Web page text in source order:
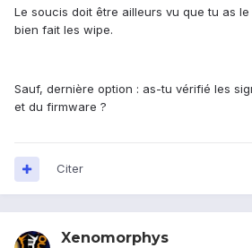
Le soucis doit être ailleurs vu que tu as
bien fait les wipe.
Sauf, dernière option : as-tu vérifié les
et du firmware ?
Citer
Xenomorphys